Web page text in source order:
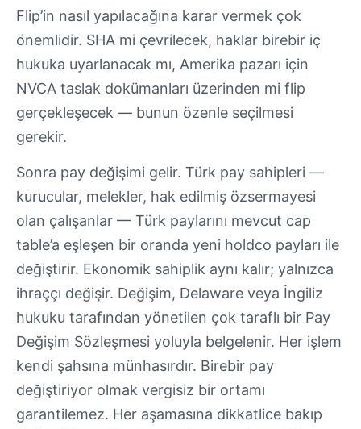
Flip’in nasıl yapılacağına karar vermek çok
önemlidir. SHA mi çevrilecek, haklar birebir iç
hukuka uyarlanacak mı, Amerika pazarı için
NVCA taslak dokümanları üzerinden mi flip
gerçekleşecek — bunun özenle seçilmesi
gerekir.
Sonra pay değişimi gelir. Türk pay sahipleri —
kurucular, melekler, hak edilmiş özsermayesi
olan çalışanlar — Türk paylarını mevcut cap
table’a eşleşen bir oranda yeni holdco payları ile
değiştirir. Ekonomik sahiplik aynı kalır; yalnızca
ihraççı değişir. Değişim, Delaware veya İngiliz
hukuku tarafından yönetilen çok taraflı bir Pay
Değişim Sözleşmesi yoluyla belgelenir. Her işlem
kendi şahsına münhasırdır. Birebir pay
değiştiriyor olmak vergisiz bir ortamı
garantilemez. Her aşamasına dikkatlice bakıp